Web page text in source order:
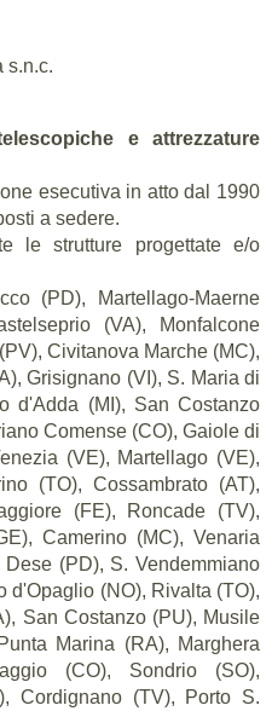
s.n.c.
e attrezzature
esecutiva in atto dal 1990
a sedere.
le strutture progettate e/o
(PD), Martellago-Maerne
(VA), Monfalcone
Civitanova Marche (MC),
Grisignano (VI), S. Maria di
d'Adda (MI), San Costanzo
Comense (CO), Gaiole di
(VE), Martellago (VE),
(TO), Cossambrato (AT),
(FE), Roncade (TV),
Camerino (MC), Venaria
(PD), S. Vendemmiano
d'Opaglio (NO), Rivalta (TO),
San Costanzo (PU), Musile
Marina (RA), Marghera
(CO), Sondrio (SO),
Cordignano (TV), Porto S.